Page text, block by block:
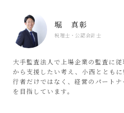
堀 真彰
税理士・公認会計士
大手監査法人で上場企業の監査に
から支援したい考え、小西ととも
行者だけではなく、経営のパート
を目指しています。